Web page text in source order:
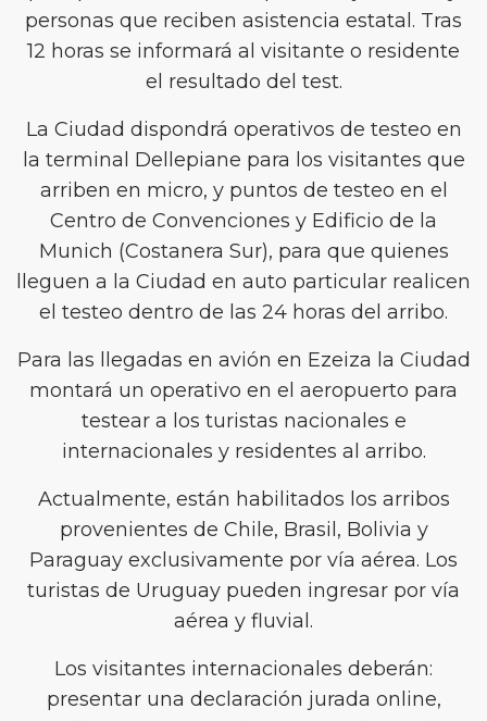
personas que reciben asistencia estatal. Tras
12 horas se informará al visitante o residente
el resultado del test.
La Ciudad dispondrá operativos de testeo en
la terminal Dellepiane para los visitantes que
arriben en micro, y puntos de testeo en el
Centro de Convenciones y Edificio de la
Munich (Costanera Sur), para que quienes
lleguen a la Ciudad en auto particular realicen
el testeo dentro de las 24 horas del arribo.
Para las llegadas en avión en Ezeiza la Ciudad
montará un operativo en el aeropuerto para
testear a los turistas nacionales e
internacionales y residentes al arribo.
Actualmente, están habilitados los arribos
provenientes de Chile, Brasil, Bolivia y
Paraguay exclusivamente por vía aérea. Los
turistas de Uruguay pueden ingresar por vía
aérea y fluvial.
Los visitantes internacionales deberán:
presentar una declaración jurada online,